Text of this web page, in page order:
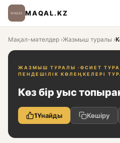
MAQAL.KZ
Мақал-мәтелдер ›Жазмыш туралы ›
ЖАЗМЫШ ТУРАЛЫ · ӨСИЕТ
ПЕНДЕШІЛІК КӨЛЕҢКЕЛЕРІ
Көз бір уыс
1Ұнайды Көшіру